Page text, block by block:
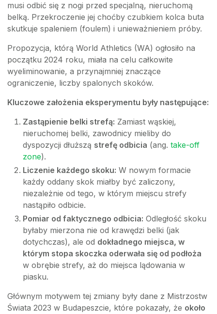
musi odbić się z nogi przed specjalną, nieruchomą
belką. Przekroczenie jej choćby czubkiem kolca buta
skutkuje spaleniem (foulem) i unieważnieniem próby.
Propozycja, którą World Athletics (WA) ogłosiło na
początku 2024 roku, miała na celu całkowite
wyeliminowanie, a przynajmniej znaczące
ograniczenie, liczby spalonych skoków.
Kluczowe założenia eksperymentu były następujące:
Zastąpienie belki strefą: Zamiast wąskiej,
nieruchomej belki, zawodnicy mieliby do
dyspozycji dłuższą strefę odbicia (ang. take-off
zone).
Liczenie każdego skoku: W nowym formacie
każdy oddany skok miałby być zaliczony,
niezależnie od tego, w którym miejscu strefy
nastąpiło odbicie.
Pomiar od faktycznego odbicia: Odległość skoku
byłaby mierzona nie od krawędzi belki (jak
dotychczas), ale od dokładnego miejsca, w
którym stopa skoczka oderwała się od podłoża
w obrębie strefy, aż do miejsca lądowania w
piasku.
Głównym motywem tej zmiany były dane z Mistrzostw
Świata 2023 w Budapeszcie, które pokazały, że około